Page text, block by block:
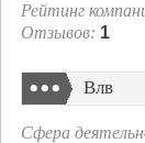
Рейтинг
Отзывов: 1
Влв
Сфера